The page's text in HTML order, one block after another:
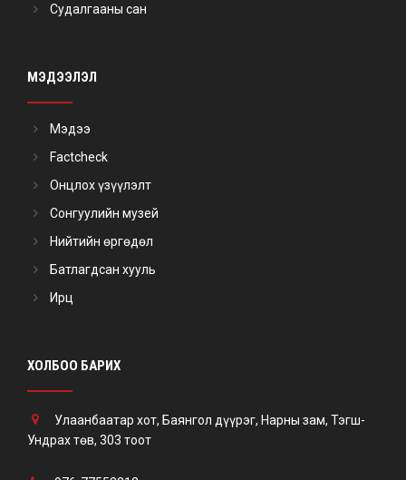
Судалгааны сан
МЭДЭЭЛЭЛ
Мэдээ
Factcheck
Онцлох үзүүлэлт
Сонгуулийн музей
Нийтийн өргөдөл
Батлагдсан хууль
Ирц
ХОЛБОО БАРИХ
Улаанбаатар хот, Баянгол дүүрэг, Нарны зам, Тэгш-
Ундрах төв, 303 тоот